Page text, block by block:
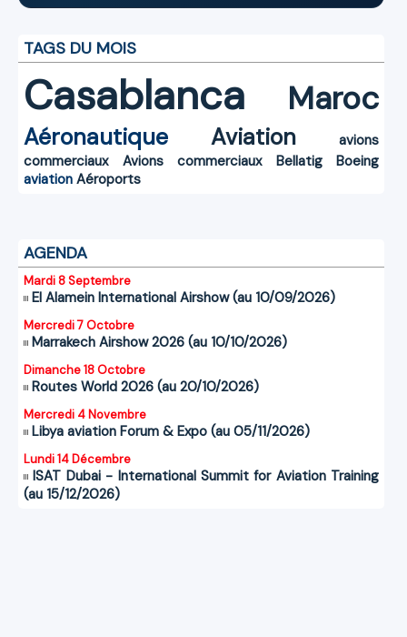
TAGS DU MOIS
Casablanca Maroc
Aéronautique Aviation
avions
commerciaux
Avions commerciaux Bellatig
Boeing
aviation Aéroports
AGENDA
Mardi 8 Septembre
El Alamein International Airshow (au 10/09/2026)
Mercredi 7 Octobre
Marrakech Airshow 2026 (au 10/10/2026)
Dimanche 18 Octobre
Routes World 2026 (au 20/10/2026)
Mercredi 4 Novembre
Libya aviation Forum & Expo (au 05/11/2026)
Lundi 14 Décembre
ISAT Dubai - International Summit for Aviation Training
(au 15/12/2026)